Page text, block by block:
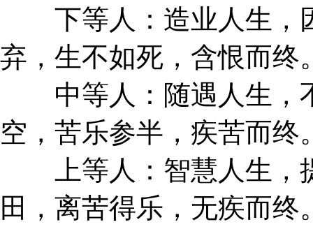
下等人：造业人生，
弃，生不如死，含恨而终
中等人：随遇人生，
空，苦乐参半，疾苦而终
上等人：智慧人生，
田，离苦得乐，无疾而终